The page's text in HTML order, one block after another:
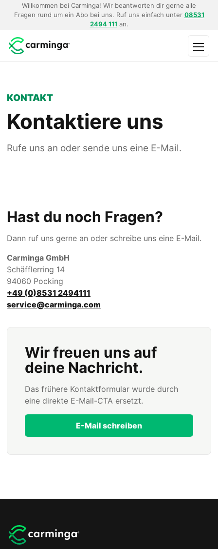
Willkommen bei Carminga! Wir beantworten dir gerne alle
Fragen rund um ein Abo bei uns. Ruf uns einfach unter 08531
2494 111 an.
KONTAKT
Kontaktiere uns
Rufe uns an oder sende uns eine E-Mail.
Hast du noch Fragen?
Dann ruf uns gerne an oder schreibe uns eine E-Mail.
Carminga GmbH
Schäfflerring 14
94060 Pocking
+49 (0)8531 2494111
service@carminga.com
Wir freuen uns auf
deine Nachricht.
Das frühere Kontaktformular wurde durch
eine direkte E-Mail-CTA ersetzt.
E-Mail schreiben